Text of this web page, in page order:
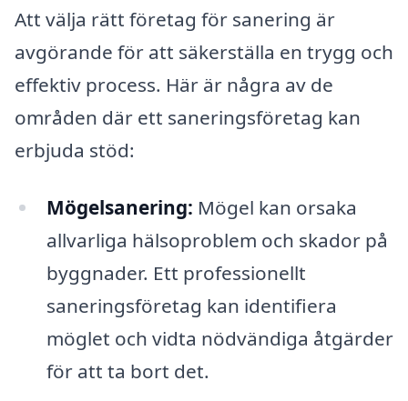
Att välja rätt företag för sanering är
avgörande för att säkerställa en trygg och
effektiv process. Här är några av de
områden där ett saneringsföretag kan
erbjuda stöd:
Mögelsanering: Mögel kan orsaka
allvarliga hälsoproblem och skador på
byggnader. Ett professionellt
saneringsföretag kan identifiera
möglet och vidta nödvändiga åtgärder
för att ta bort det.